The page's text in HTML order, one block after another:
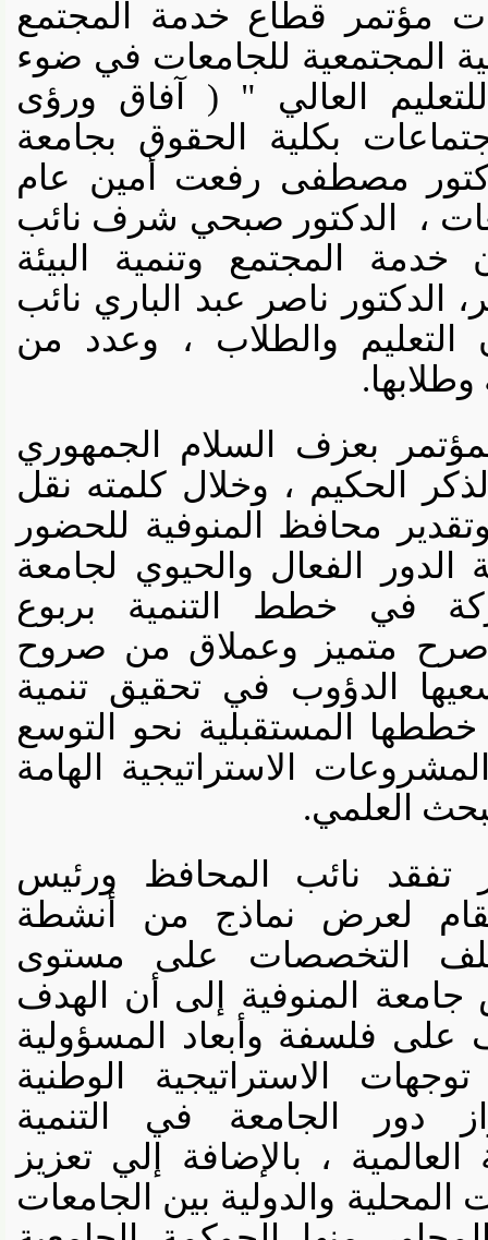
مؤتمر قطاع خدمة المجتمع
المجتمعية للجامعات في ضوء
العالي " ( آفاق ورؤى
بكلية الحقوق بجامعة
مصطفى رفعت أمين عام
، الدكتور صبحي شرف نائب
المجتمع وتنمية البيئة
ناصر عبد الباري نائب
والطلاب ، وعدد من
بعزف السلام الجمهوري
الحكيم ، وخلال كلمته نقل
محافظ المنوفية للحضور
الفعال والحيوي لجامعة
في خطط التنمية بربوع
متميز وعملاق من صروح
الدؤوب في تحقيق تنمية
المستقبلية نحو التوسع
الاستراتيجية الهامة
العلمي.
نائب المحافظ ورئيس
لعرض نماذج من أنشطة
التخصصات على مستوى
المنوفية إلى أن الهدف
فلسفة وأبعاد المسؤولية
الاستراتيجية الوطنية
دور الجامعة في التنمية
، بالإضافة إلي تعزيز
والدولية بين الجامعات